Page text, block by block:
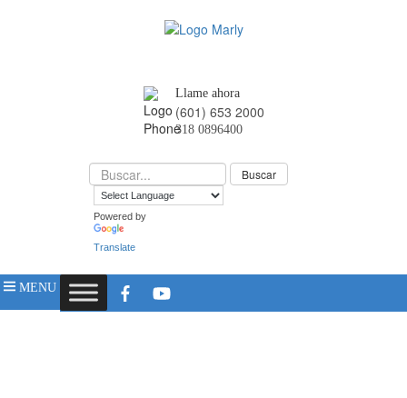
Llame ahora
(601) 653 2000
318 0896400
Powered by
Translate
MENU